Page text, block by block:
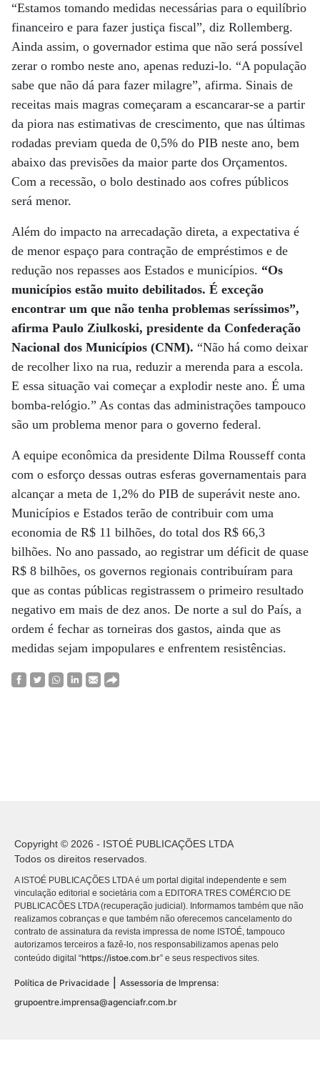
“Estamos tomando medidas necessárias para o equilíbrio
financeiro e para fazer justiça fiscal”, diz Rollemberg.
Ainda assim, o governador estima que não será possível
zerar o rombo neste ano, apenas reduzi-lo. “A população
sabe que não dá para fazer milagre”, afirma. Sinais de
receitas mais magras começaram a escancarar-se a partir
da piora nas estimativas de crescimento, que nas últimas
rodadas previam queda de 0,5% do PIB neste ano, bem
abaixo das previsões da maior parte dos Orçamentos.
Com a recessão, o bolo destinado aos cofres públicos
será menor.
Além do impacto na arrecadação direta, a expectativa é
de menor espaço para contração de empréstimos e de
redução nos repasses aos Estados e municípios. “Os
municípios estão muito debilitados. É exceção
encontrar um que não tenha problemas seríssimos”,
afirma Paulo Ziulkoski, presidente da Confederação
Nacional dos Municípios (CNM). “Não há como deixar
de recolher lixo na rua, reduzir a merenda para a escola.
E essa situação vai começar a explodir neste ano. É uma
bomba-relógio.” As contas das administrações tampouco
são um problema menor para o governo federal.
A equipe econômica da presidente Dilma Rousseff conta
com o esforço dessas outras esferas governamentais para
alcançar a meta de 1,2% do PIB de superávit neste ano.
Municípios e Estados terão de contribuir com uma
economia de R$ 11 bilhões, do total dos R$ 66,3
bilhões. No ano passado, ao registrar um déficit de quase
R$ 8 bilhões, os governos regionais contribuíram para
que as contas públicas registrassem o primeiro resultado
negativo em mais de dez anos. De norte a sul do País, a
ordem é fechar as torneiras dos gastos, ainda que as
medidas sejam impopulares e enfrentem resistências.
Copyright © 2026 - ISTOÉ PUBLICAÇÕES LTDA
Todos os direitos reservados.
A ISTOÉ PUBLICAÇÕES LTDA é um portal digital independente e sem
vinculação editorial e societária com a EDITORA TRES COMÉRCIO DE
PUBLICACÕES LTDA (recuperação judicial). Informamos também que não
realizamos cobranças e que também não oferecemos cancelamento do
contrato de assinatura da revista impressa de nome ISTOÉ, tampouco
autorizamos terceiros a fazê-lo, nos responsabilizamos apenas pelo
conteúdo digital “https://istoe.com.br” e seus respectivos sites.
Política de Privacidade
Assessoria de Imprensa:
grupoentre.imprensa@agenciafr.com.br